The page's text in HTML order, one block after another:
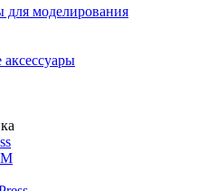
для моделирования